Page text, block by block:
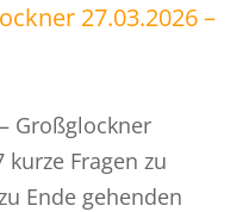
27.03.2026 –
Großglockner
kurze Fragen zu
Ende gehenden